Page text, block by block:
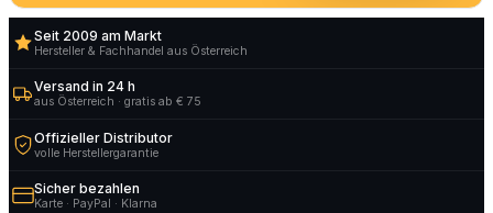
Seit 2009 am Markt
Hersteller & Fachhandel aus Österreich
Versand in 24 h
aus Österreich · gratis ab € 75
Offizieller Distributor
volle Herstellergarantie
Sicher bezahlen
Karte · PayPal · Klarna